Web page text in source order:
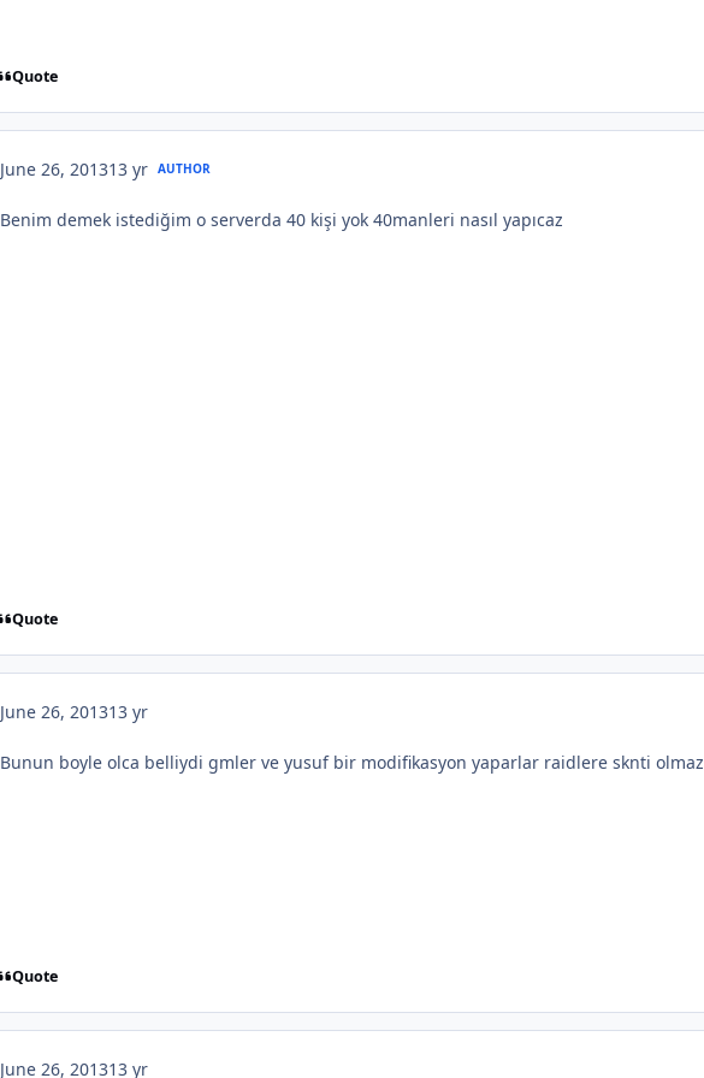
Quote
June 26, 201313 yr AUTHOR
Benim demek istediğim o serverda 40 kişi yok 40manleri nasıl yapıcaz
Quote
June 26, 201313 yr
Bunun boyle olca belliydi gmler ve yusuf bir modifikasyon yaparlar raidlere sknti olmaz
Quote
June 26, 201313 yr